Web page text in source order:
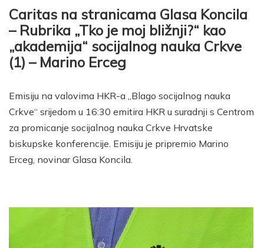
Caritas na stranicama Glasa Koncila
– Rubrika „Tko je moj bližnji?“ kao
„akademija“ socijalnog nauka Crkve
(1) – Marino Erceg
Emisiju na valovima HKR-a „Blago socijalnog nauka
Crkve“ srijedom u 16:30 emitira HKR u suradnji s Centrom
za promicanje socijalnog nauka Crkve Hrvatske
biskupske konferencije. Emisiju je pripremio Marino
Erceg, novinar Glasa Koncila.